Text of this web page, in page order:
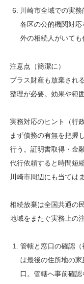
川崎市全域での実務
各区の公的機関対
外の相続人がいても
注意点（簡潔に）
プラス財産も放棄され
整理が必要。効果や範
実務対応のヒント（行
まず債務の有無を把握
行う。証明書取得・金
代行依頼すると時間短
川崎市周辺にも当ては
相続放棄は全国共通の
地域をまたぐ実務上の
管轄と窓口の確認
は最後の住所地の
口。管轄へ事前確認